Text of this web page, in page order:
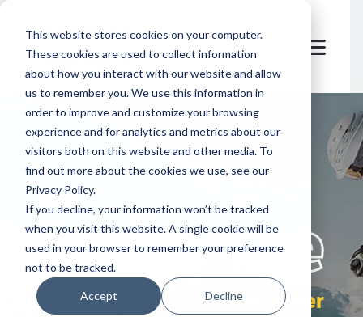
This website stores cookies on your computer.
These cookies are used to collect information
about how you interact with our website and allow
us to remember you. We use this information in
order to improve and customize your browsing
experience and for analytics and metrics about our
visitors both on this website and other media. To
find out more about the cookies we use, see our
Privacy Policy.
If you decline, your information won’t be tracked
when you visit this website. A single cookie will be
used in your browser to remember your preference
not to be tracked.
Accept Decline
let's
welcome
Smart Pricer